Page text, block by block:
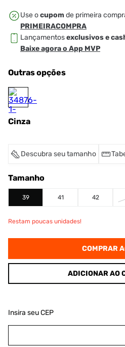
Use ocupom de primeira
PRIMEIRACOMPRA
Lançamentosexclusivos e
Baixe agora o App MVP
Outras opções
Cinza
Descubra seu tamanho
Tamanho
39 41 42
Restam poucas unidades!
COMPRAR
ADICIONAR AO
Insira seu CEP